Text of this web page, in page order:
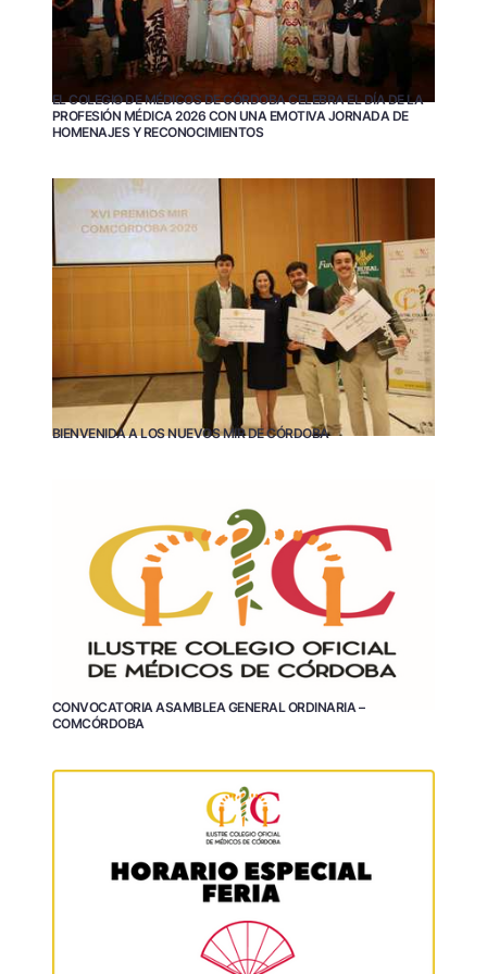
EL COLEGIO DE MÉDICOS DE CÓRDOBA CELEBRA EL DÍA DE LA
PROFESIÓN MÉDICA 2026 CON UNA EMOTIVA JORNADA DE
HOMENAJES Y RECONOCIMIENTOS
BIENVENIDA A LOS NUEVOS MIR DE CÓRDOBA
CONVOCATORIA ASAMBLEA GENERAL ORDINARIA –
COMCÓRDOBA